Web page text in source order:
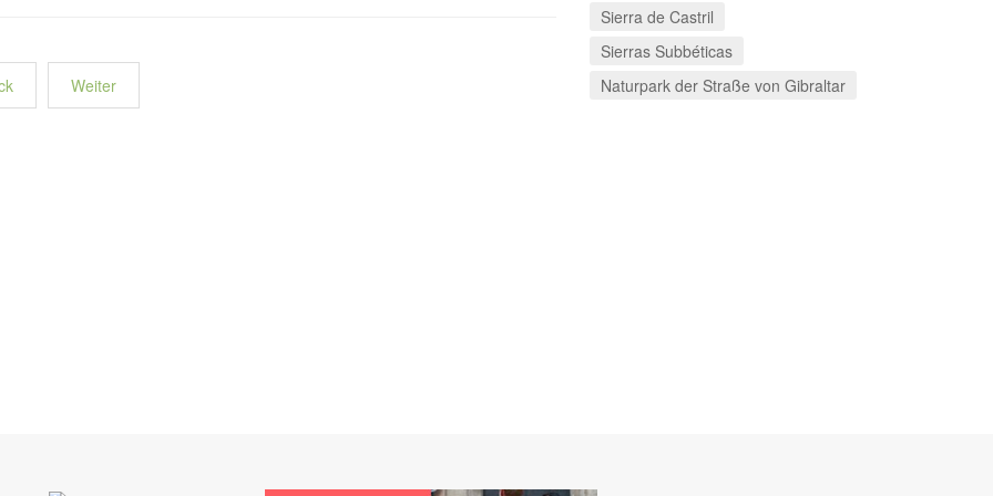
Weiter
Sierra de Castril
Sierras Subbéticas
Naturpark der Straße von Gibraltar